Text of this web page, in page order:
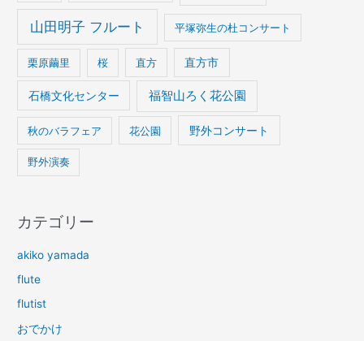
山田明子 フルート 平塚弥生の杜コンサート
栗原繭里 桜 直方 直方市
石橋文化センター 福智山ろく花公園
秋のバラフェア 花公園 野外コンサート
野外演奏
カテゴリー
akiko yamada
flute
flutist
おでかけ